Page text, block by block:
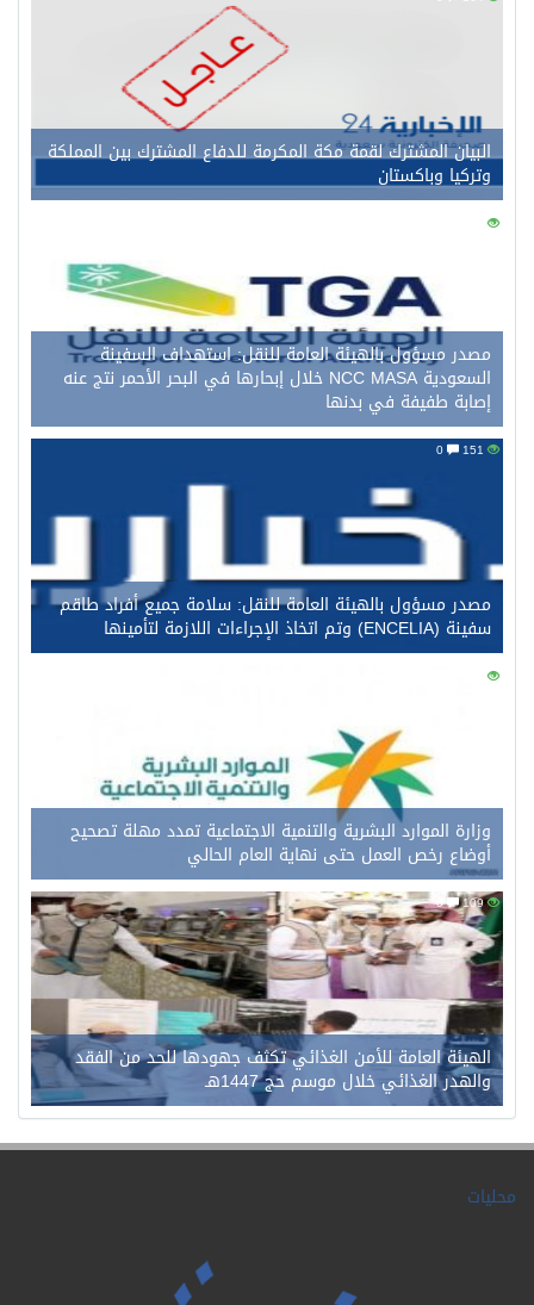
البيان المشترك لقمة مكة المكرمة للدفاع المشترك بين المملكة
وتركيا وباكستان
161
مصدر مسؤول بالهيئة العامة للنقل: استهداف السفينة
السعودية NCC MASA خلال إبحارها في البحر الأحمر نتج عنه
إصابة طفيفة في بدنها
مصدر مسؤول بالهيئة العامة للنقل: سلامة جميع أفراد طاقم
سفينة (ENCELIA) وتم اتخاذ الإجراءات اللازمة لتأمينها
128
وزارة الموارد البشرية والتنمية الاجتماعية تمدد مهلة تصحيح
أوضاع رخص العمل حتى نهاية العام الحالي
109
0
الهيئة العامة للأمن الغذائي تكثف جهودها للحد من الفقد
والهدر الغذائي خلال موسم حج 1447هـ
محليات